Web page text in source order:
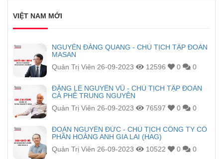
VIỆT NAM MỚI
NGUYỄN ĐĂNG QUANG - CHỦ TỊCH TẬP ĐOÀN
MASAN
Quản Trị Viên 26-09-2023 12596 0 0
ĐẶNG LÊ NGUYÊN VŨ - CHỦ TỊCH TẬP ĐOÀN
CÀ PHÊ TRUNG NGUYÊN
Quản Trị Viên 26-09-2023 76597 0 0
ĐOÀN NGUYÊN ĐỨC - CHỦ TỊCH CÔNG TY CỔ
PHẦN HOÀNG ANH GIA LAI (HAG)
Quản Trị Viên 26-09-2023 10522 0 0